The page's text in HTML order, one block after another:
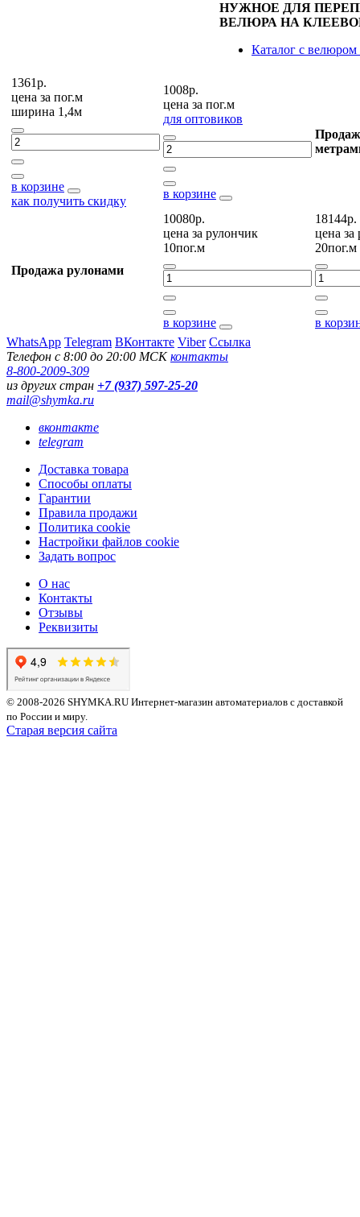
НУЖНОЕ ДЛЯ
ВЕЛЮРА НА
Каталог с
1361р.
цена за пог.м
ширина 1,4м
в корзине
как получить скидку
1008р.
цена за пог.м
для оптовиков
в корзине
Продажа рулонами
10080р.
цена за рулончик
10пог.м
в корзине
18144р.
цена за
20пог.м
в
WhatsApp Telegram ВКонтакте Viber Ссылка
Телефон с 8:00 до 20:00 МСКконтакты
8-800-2009-309
из других стран +7 (937) 597-25-20
mail@shymka.ru
вконтакте
telegram
Доставка товара
Способы оплаты
Гарантии
Правила продажи
Политика cookie
Настройки файлов cookie
Задать вопрос
О нас
Контакты
Отзывы
Реквизиты
© 2008-2026 SHYMKA.RU Интернет-магазин автоматериалов с доставкой
по России и миру.
Старая версия сайта